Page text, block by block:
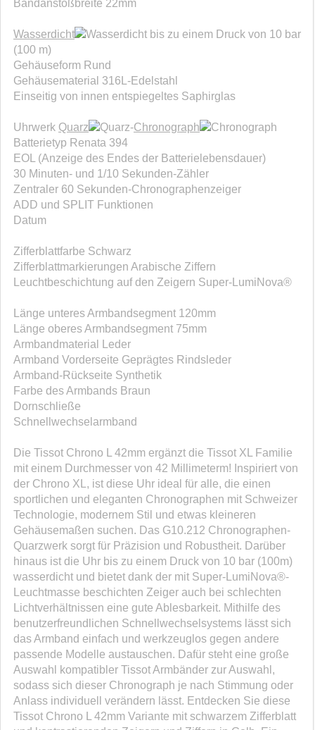
Bandanstoßbreite 22mm
Wasserdicht
bis zu einem Druck von 10 bar
(100 m)
Gehäuseform Rund
Gehäusematerial 316L-Edelstahl
Einseitig von innen entspiegeltes Saphirglas
Uhrwerk Quarz -Chronograph
Batterietyp Renata 394
EOL (Anzeige des Endes der Batterielebensdauer)
30 Minuten- und 1/10 Sekunden-Zähler
Zentraler 60 Sekunden-Chronographenzeiger
ADD und SPLIT Funktionen
Datum
Zifferblattfarbe Schwarz
Zifferblattmarkierungen Arabische Ziffern
Leuchtbeschichtung auf den Zeigern Super-LumiNova®
Länge unteres Armbandsegment 120mm
Länge oberes Armbandsegment 75mm
Armbandmaterial Leder
Armband Vorderseite Geprägtes Rindsleder
Armband-Rückseite Synthetik
Farbe des Armbands Braun
Dornschließe
Schnellwechselarmband
Die Tissot Chrono L 42mm ergänzt die Tissot XL Familie
mit einem Durchmesser von 42 Millimeterm! Inspiriert von
der Chrono XL, ist diese Uhr ideal für alle, die einen
sportlichen und eleganten Chronographen mit Schweizer
Technologie, modernem Stil und etwas kleineren
Gehäusemaßen suchen. Das G10.212 Chronographen-
Quarzwerk sorgt für Präzision und Robustheit. Darüber
hinaus ist die Uhr bis zu einem Druck von 10 bar (100m)
wasserdicht und bietet dank der mit Super-LumiNova®-
Leuchtmasse beschichten Zeiger auch bei schlechten
Lichtverhältnissen eine gute Ablesbarkeit. Mithilfe des
benutzerfreundlichen Schnellwechselsystems lässt sich
das Armband einfach und werkzeuglos gegen andere
passende Modelle austauschen. Dafür steht eine große
Auswahl kompatibler Tissot Armbänder zur Auswahl,
sodass sich dieser Chronograph je nach Stimmung oder
Anlass individuell verändern lässt. Entdecken Sie diese
Tissot Chrono L 42mm Variante mit schwarzem Zifferblatt